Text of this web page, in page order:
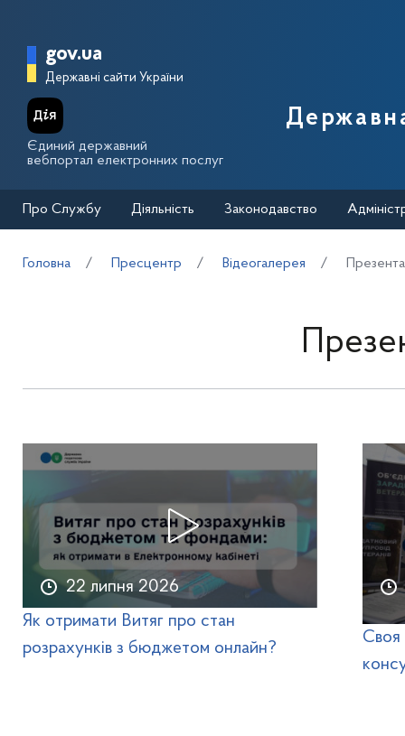
Головна сторінка Державної
gov.ua
Державні сайти України
Єдиний державний
вебпортал електронних послуг
Про Службу Діяльність Законодавство
Головна Пресцентр Відеогалерея
22 липня 2026
Як отримати Витяг про стан
розрахунків з бюджетом онлайн?
Своя